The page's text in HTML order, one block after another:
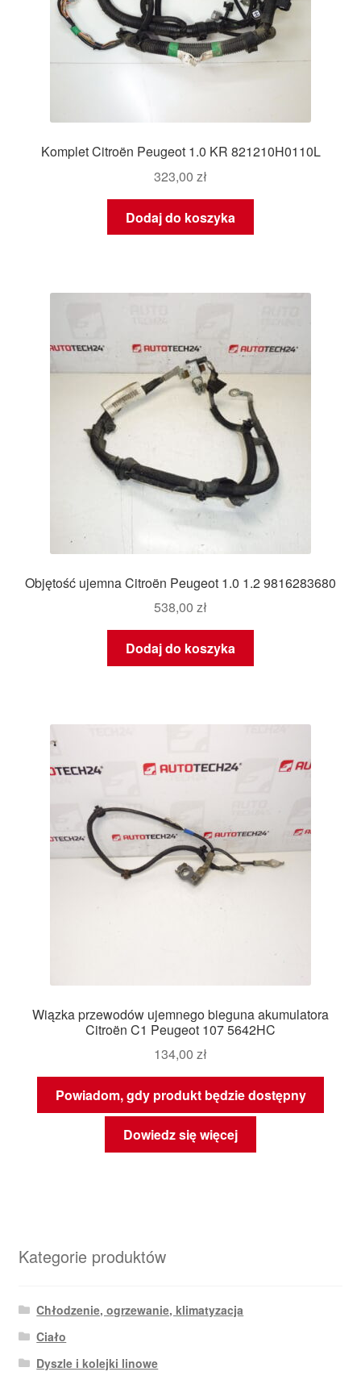
Komplet Citroën Peugeot 1.0 KR 821210H0110L
323,00 zł
Dodaj do koszyka
Objętość ujemna Citroën Peugeot 1.0 1.2 9816283680
538,00 zł
Dodaj do koszyka
Wiązka przewodów ujemnego bieguna akumulatora
Citroën C1 Peugeot 107 5642HC
134,00 zł
Powiadom, gdy produkt będzie dostępny
Dowiedz się więcej
Kategorie produktów
Chłodzenie, ogrzewanie, klimatyzacja
Ciało
Dyszle i kolejki linowe